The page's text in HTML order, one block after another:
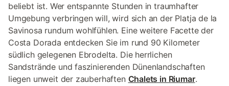
beliebt ist. Wer entspannte Stunden in traumhafter
Umgebung verbringen will, wird sich an der Platja de la
Savinosa rundum wohlfühlen. Eine weitere Facette der
Costa Dorada entdecken Sie im rund 90 Kilometer
südlich gelegenen Ebrodelta. Die herrlichen
Sandstrände und faszinierenden Dünenlandschaften
liegen unweit der zauberhaften Chalets in Riumar.